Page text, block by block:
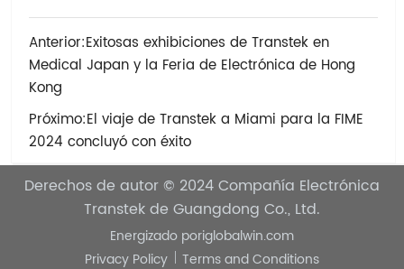
Anterior:Exitosas exhibiciones de Transtek en
Medical Japan y la Feria de Electrónica de Hong
Kong
Próximo:El viaje de Transtek a Miami para la FIME
2024 concluyó con éxito
Derechos de autor © 2024Compañía Electrónica
Transtek de Guangdong Co., Ltd.
Energizado poriglobalwin.com
Privacy Policy
Terms and Conditions